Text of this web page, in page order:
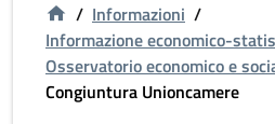
/ Informazioni /
Informazione economico-
Osservatorio economico e
Congiuntura Unioncamere